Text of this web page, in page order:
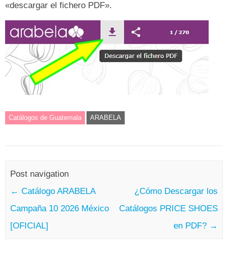
«descargar el fichero PDF».
Catálogos de Guatemala ARABELA
Post navigation
← Catálogo ARABELA
Campaña 10 2026 México
[OFICIAL]
¿Cómo Descargar los
Catálogos PRICE SHOES
en PDF? →